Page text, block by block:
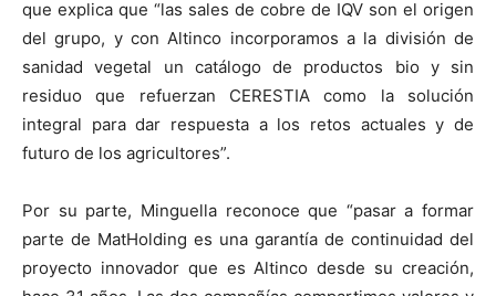
que explica que “las sales de cobre de IQV son el origen
del grupo, y con Altinco incorporamos a la división de
sanidad vegetal un catálogo de productos bio y sin
residuo que refuerzan CERESTIA como la solución
integral para dar respuesta a los retos actuales y de
futuro de los agricultores”.
Por su parte, Minguella reconoce que “pasar a formar
parte de MatHolding es una garantía de continuidad del
proyecto innovador que es Altinco desde su creación,